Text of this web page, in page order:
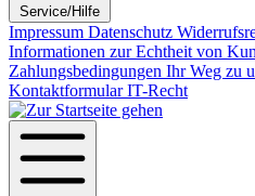
Service/Hilfe
Impressum Datenschutz
Informationen zur Echtheit von
Zahlungsbedingungen Ihr Weg zu
KontaktformularIT-Recht